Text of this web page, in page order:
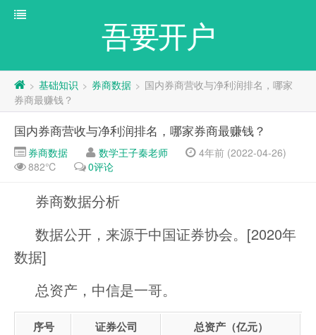
吾要开户
> 基础知识 > 券商数据 > 国内券商营收与净利润排名，哪家
券商最赚钱？
国内券商营收与净利润排名，哪家券商最赚钱？
券商数据 数学王子秦老师
4年前 (2022-04-26)
882℃
0评论
券商数据分析
数据公开，来源于中国证券协会。[2020年
数据]
总资产，中信是一哥。
序号 证券公司 总资产（亿元）